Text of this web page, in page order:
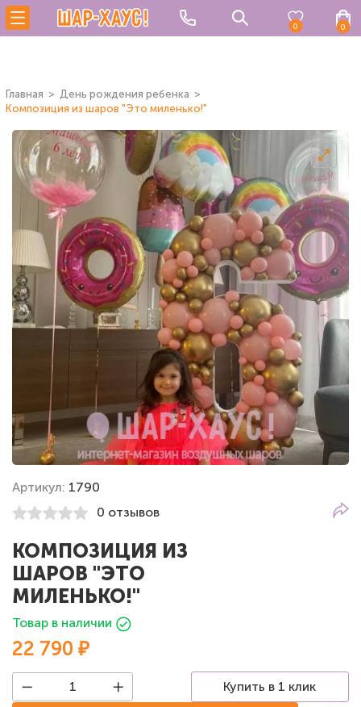
0 0
Главная
День рождения ребенка
Композиция из шаров "Это миленько!"
Артикул: 1790
0 отзывов
КОМПОЗИЦИЯ ИЗ
ШАРОВ "ЭТО
МИЛЕНЬКО!"
Товар в наличии
22 790 ₽
Купить в 1 клик